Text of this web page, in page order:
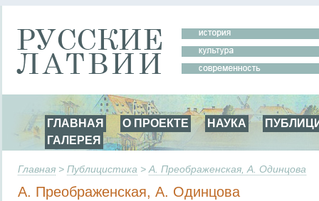
ГЛАВНАЯ О ПРОЕКТЕ НАУКА
ГАЛЕРЕЯ
Главная > Публицистика > А. Преображенская, А. Одинцова
А. Преображенская, А. Одинцова